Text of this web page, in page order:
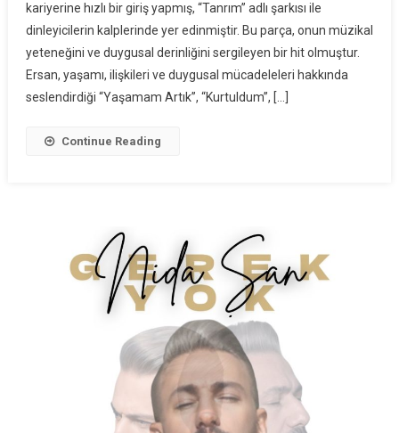
kariyerine hızlı bir giriş yapmış, “Tanrım” adlı şarkısı ile
dinleyicilerin kalplerinde yer edinmiştir. Bu parça, onun müzikal
yeteneğini ve duygusal derinliğini sergileyen bir hit olmuştur.
Ersan, yaşamı, ilişkileri ve duygusal mücadeleleri hakkında
seslendirdiği “Yaşamam Artık”, “Kurtuldum”, […]
Continue Reading